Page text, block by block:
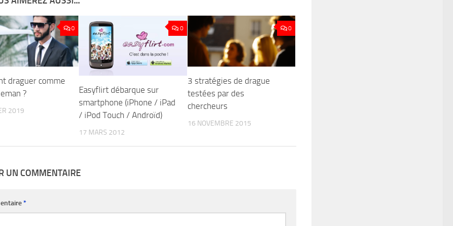
0
draguer comme
?
2019
0
Easyflirt débarque sur
smartphone (iPhone / iPad
/ iPod Touch / Androïd)
17 MARS 2012
0
3 stratégies de drague
testées par des
chercheurs
16 NOVEMBRE 2015
UN COMMENTAIRE
*